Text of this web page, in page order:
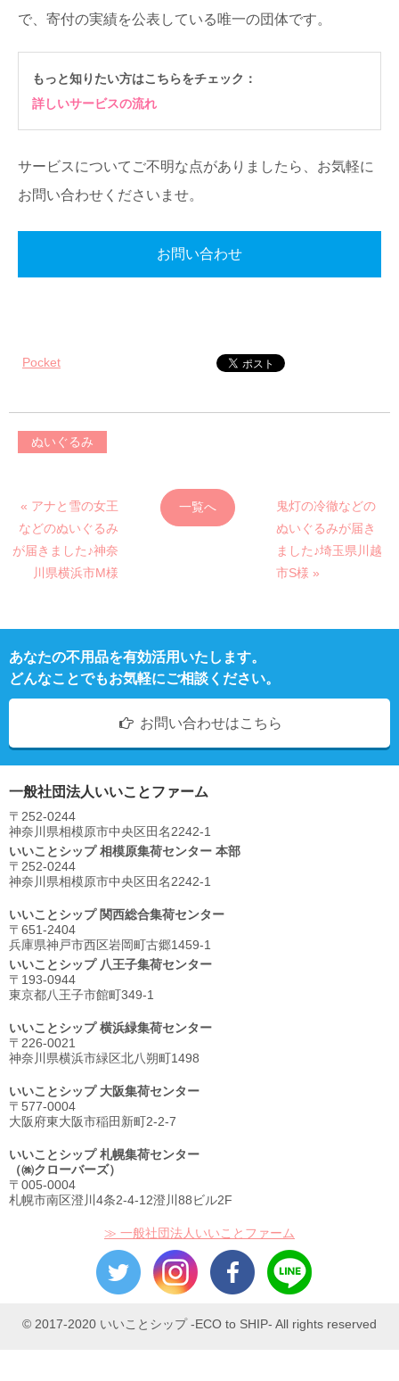
で、寄付の実績を公表している唯一の団体です。
もっと知りたい方はこちらをチェック：
詳しいサービスの流れ
サービスについてご不明な点がありましたら、お気軽に
お問い合わせくださいませ。
お問い合わせ
Pocket
ぬいぐるみ
« アナと雪の女王
などのぬいぐるみ
が届きました♪神奈
川県横浜市M様
一覧へ
鬼灯の冷徹などの
ぬいぐるみが届き
ました♪埼玉県川越
市S様 »
あなたの不用品を有効活用いたします。
どんなことでもお気軽にご相談ください。
お問い合わせはこちら
一般社団法人いいことファーム
〒252-0244
神奈川県相模原市中央区⽥名2242-1
いいことシップ 相模原集荷センター 本部
〒252-0244
神奈川県相模原市中央区⽥名2242-1
いいことシップ 関西総合集荷センター
〒651-2404
兵庫県神戸市西区岩岡町古郷1459-1
いいことシップ 八王子集荷センター
〒193-0944
東京都八王子市館町349-1
いいことシップ 横浜緑集荷センター
〒226-0021
神奈川県横浜市緑区北八朔町1498
いいことシップ 大阪集荷センター
〒577-0004
大阪府東大阪市稲田新町2-2-7
いいことシップ 札幌集荷センター
（㈱クローバーズ）
〒005-0004
札幌市南区澄川4条2-4-12澄川88ビル2F
≫ 一般社団法人いいことファーム
© 2017-2020 いいことシップ -ECO to SHIP- All rights reserved